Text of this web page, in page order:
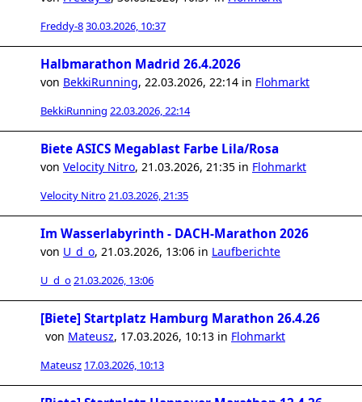
Freddy-830.03.2026, 10:37
Halbmarathon Madrid 26.4.2026
von BekkiRunning, 22.03.2026, 22:14 in Flohmarkt
BekkiRunning 22.03.2026, 22:14
Biete ASICS Megablast Farbe Lila/Rosa
von Velocity Nitro, 21.03.2026, 21:35 in Flohmarkt
Velocity Nitro21.03.2026, 21:35
Im Wasserlabyrinth - DACH-Marathon 2026
von U_d_o, 21.03.2026, 13:06 in Laufberichte
U_d_o21.03.2026, 13:06
[Biete] Startplatz Hamburg Marathon 26.4.26
von Mateusz, 17.03.2026, 10:13 in Flohmarkt
Mateusz 17.03.2026, 10:13